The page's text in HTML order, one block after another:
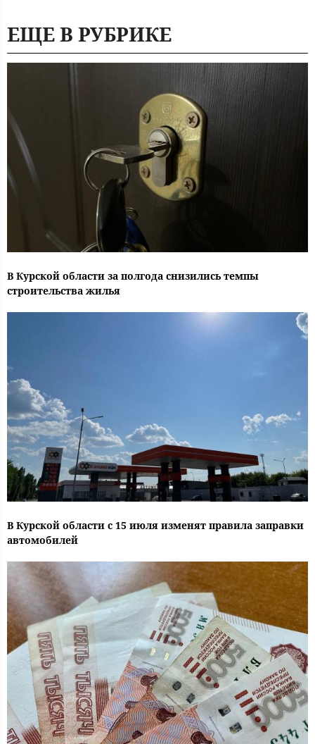
ЕЩЕ В РУБРИКЕ
В Курской области за полгода снизились темпы
строительства жилья
В Курской области с 15 июля изменят правила заправки
автомобилей